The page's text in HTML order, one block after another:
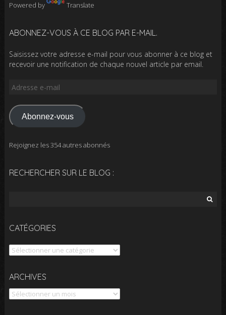
Powered by Translate
ABONNEZ-VOUS À CE BLOG PAR E-MAIL.
Saisissez votre adresse e-mail pour vous abonner à ce blog et
recevoir une notification de chaque nouvel article par email.
Adresse
mail
Abonnez-vous
Rejoignez les 354 autres abonnés
RECHERCHER SUR LE BLOG :
CATÉGORIES
Catégories
ARCHIVES
Archives